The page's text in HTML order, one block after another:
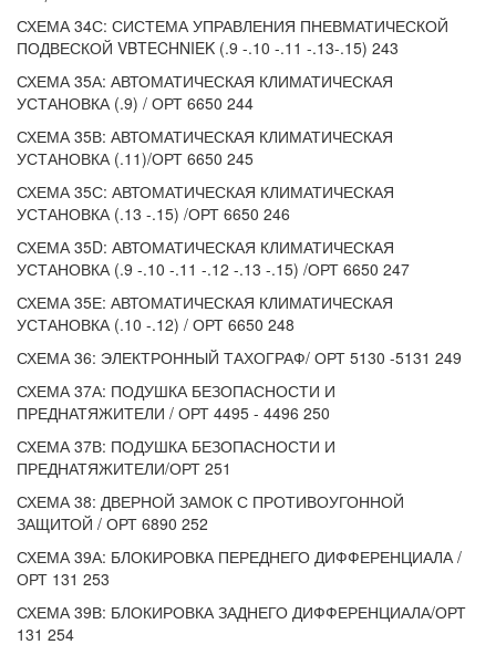
СХЕМА 34С: СИСТЕМА УПРАВЛЕНИЯ ПНЕВМАТИЧЕСКОЙ
ПОДВЕСКОЙ VBTECHNIEK (.9 -.10 -.11 -.13-.15) 243
СХЕМА 35А: АВТОМАТИЧЕСКАЯ КЛИМАТИЧЕСКАЯ
УСТАНОВКА (.9) / ОРТ 6650 244
СХЕМА 35В: АВТОМАТИЧЕСКАЯ КЛИМАТИЧЕСКАЯ
УСТАНОВКА (.11)/ОРТ 6650 245
СХЕМА 35С: АВТОМАТИЧЕСКАЯ КЛИМАТИЧЕСКАЯ
УСТАНОВКА (.13 -.15) /ОРТ 6650 246
СХЕМА 35D: АВТОМАТИЧЕСКАЯ КЛИМАТИЧЕСКАЯ
УСТАНОВКА (.9 -.10 -.11 -.12 -.13 -.15) /ОРТ 6650 247
СХЕМА 35Е: АВТОМАТИЧЕСКАЯ КЛИМАТИЧЕСКАЯ
УСТАНОВКА (.10 -.12) / ОРТ 6650 248
СХЕМА 36: ЭЛЕКТРОННЫЙ ТАХОГРАФ/ ОРТ 5130 -5131 249
СХЕМА 37А: ПОДУШКА БЕЗОПАСНОСТИ И
ПРЕДНАТЯЖИТЕЛИ / ОРТ 4495 - 4496 250
СХЕМА 37В: ПОДУШКА БЕЗОПАСНОСТИ И
ПРЕДНАТЯЖИТЕЛИ/ОРТ 251
СХЕМА 38: ДВЕРНОЙ ЗАМОК С ПРОТИВОУГОННОЙ
ЗАЩИТОЙ / ОРТ 6890 252
СХЕМА 39А: БЛОКИРОВКА ПЕРЕДНЕГО ДИФФЕРЕНЦИАЛА /
ОРТ 131 253
СХЕМА 39В: БЛОКИРОВКА ЗАДНЕГО ДИФФЕРЕНЦИАЛА/ОРТ
131 254